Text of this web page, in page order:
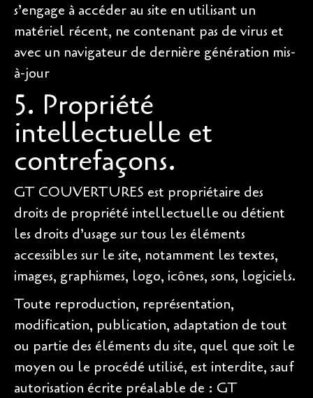
s’engage à accéder au site en utilisant un
matériel récent, ne contenant pas de virus et
avec un navigateur de dernière génération mis-
à-jour
5. Propriété
intellectuelle et
contrefaçons.
GT COUVERTURES est propriétaire des
droits de propriété intellectuelle ou détient
les droits d’usage sur tous les éléments
accessibles sur le site, notamment les textes,
images, graphismes, logo, icônes, sons, logiciels.
Toute reproduction, représentation,
modification, publication, adaptation de tout
ou partie des éléments du site, quel que soit le
moyen ou le procédé utilisé, est interdite, sauf
autorisation écrite préalable de : GT